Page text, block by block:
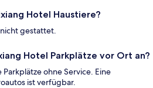
Hotel Haustiere?
gestattet.
Hotel Parkplätze vor Ort an?
ohne Service. Eine
ist verfügbar.